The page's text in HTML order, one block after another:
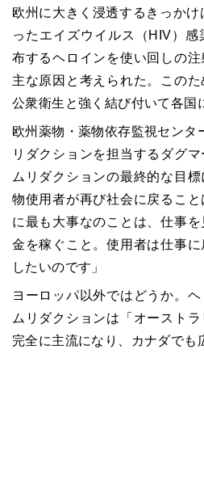
欧州に大きく浸透するきっか
ったエイズウイルス（HIV）
布するヘロインを使い回しの注
主な原因と考えられた。この
公衆衛生と強く結び付いて各
欧州薬物・薬物依存監視センタ
リダクションを担当するダグ
ムリダクションの最終的な目
物使用者が再び社会に戻るこ
に最も大事なのことは、仕事
金を稼ぐこと。使用者は仕事
したいのです」
ヨーロッパ以外ではどうか。
ムリダクションは「オースト
完全に主流になり、カナダでも